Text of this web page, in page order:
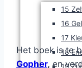
15
16
17
18
19
Het boek is te
Gopher, en